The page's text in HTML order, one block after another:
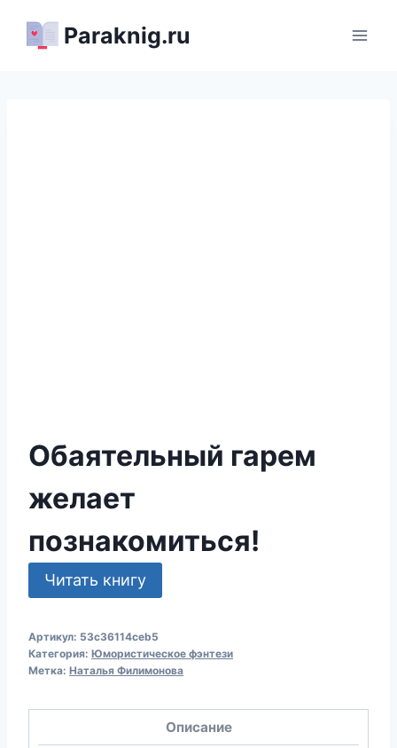
Paraknig.ru
Обаятельный гарем
желает
познакомиться!
Читать книгу
Артикул: 53c36114ceb5
Категория: Юмористическое фэнтези
Метка: Наталья Филимонова
Описание